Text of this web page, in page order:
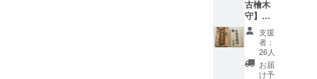
く繁栄
を守り
ます。
御礼葉
書・御
朱印付
き。
古檜木
守】
230年、
神様の
御傍ら
で立ち
続けた
支援
者：
26人
お届
け予